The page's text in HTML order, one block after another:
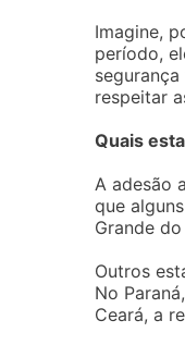
Imagine,
período,
respeitar
Quais
A adesão
que
Grande
Outros
No
Ceará, a